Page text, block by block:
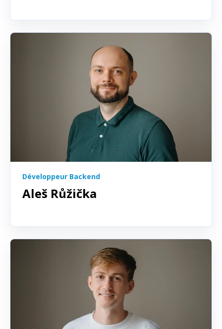
Développeur Backend
Aleš Růžička